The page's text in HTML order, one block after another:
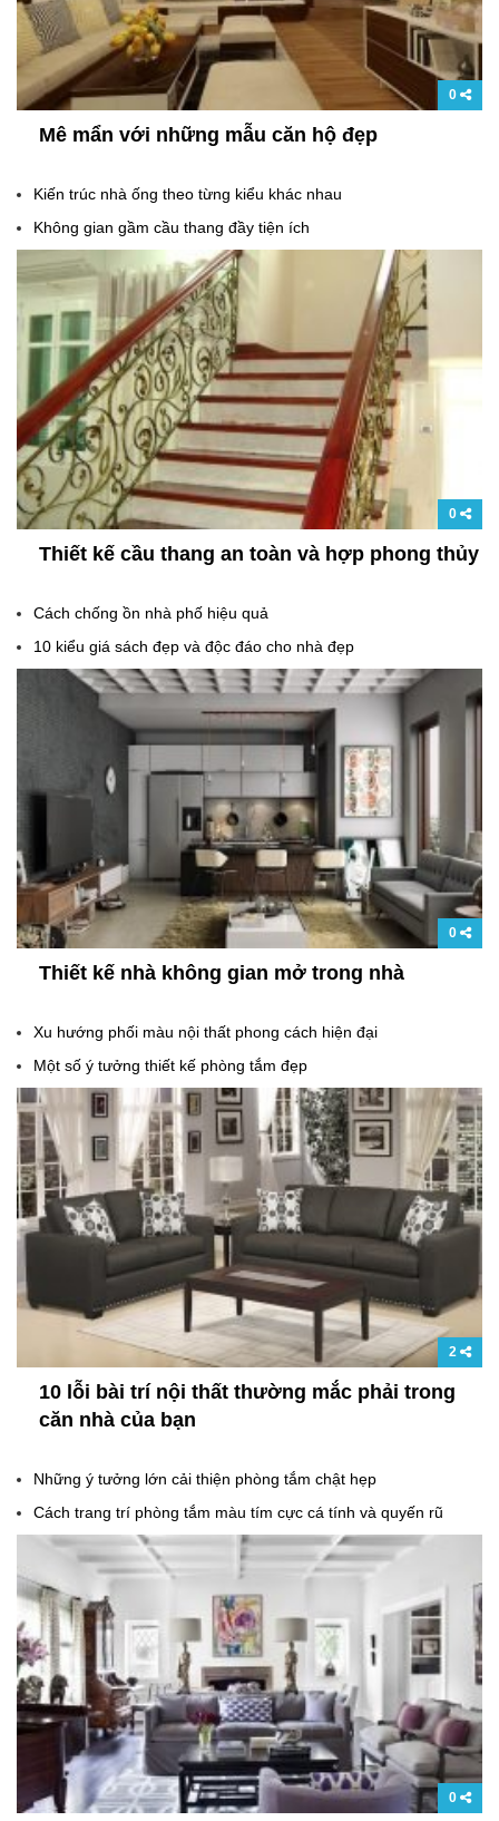
0
Mê mẩn với những mẫu căn hộ đẹp
Kiến trúc nhà ống theo từng kiểu khác nhau
Không gian gầm cầu thang đầy tiện ích
0
Thiết kế cầu thang an toàn và hợp phong thủy
Cách chống ồn nhà phố hiệu quả
10 kiểu giá sách đẹp và độc đáo cho nhà đẹp
0
Thiết kế nhà không gian mở trong nhà
Xu hướng phối màu nội thất phong cách hiện đại
Một số ý tưởng thiết kế phòng tắm đẹp
2
10 lỗi bài trí nội thất thường mắc phải trong
căn nhà của bạn
Những ý tưởng lớn cải thiện phòng tắm chật hẹp
Cách trang trí phòng tắm màu tím cực cá tính và quyến rũ
0